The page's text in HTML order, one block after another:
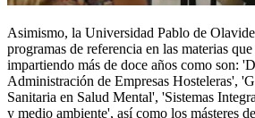
Asimismo, la Universidad Pablo de
programas de referencia en las materias
impartiendo más de doce años como son:
Administración de Empresas Hosteleras',
Sanitaria en Salud Mental', 'Sistemas
y medio ambiente', así como los másteres